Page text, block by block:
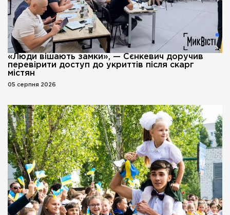
«Люди вішають замки», — Сєнкевич доручив
перевірити доступ до укриттів після скарг
містян
05 серпня 2026